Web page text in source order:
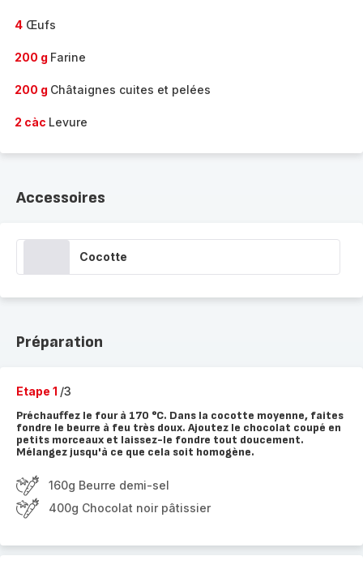
4 Œufs
200 g Farine
200 g Châtaignes cuites et pelées
2 càc Levure
Accessoires
Cocotte
Préparation
Etape 1 /3
Préchauffez le four à 170 °C. Dans la cocotte moyenne, faites
fondre le beurre à feu très doux. Ajoutez le chocolat coupé en
petits morceaux et laissez-le fondre tout doucement.
Mélangez jusqu'à ce que cela soit homogène.
160g Beurre demi-sel
400g Chocolat noir pâtissier